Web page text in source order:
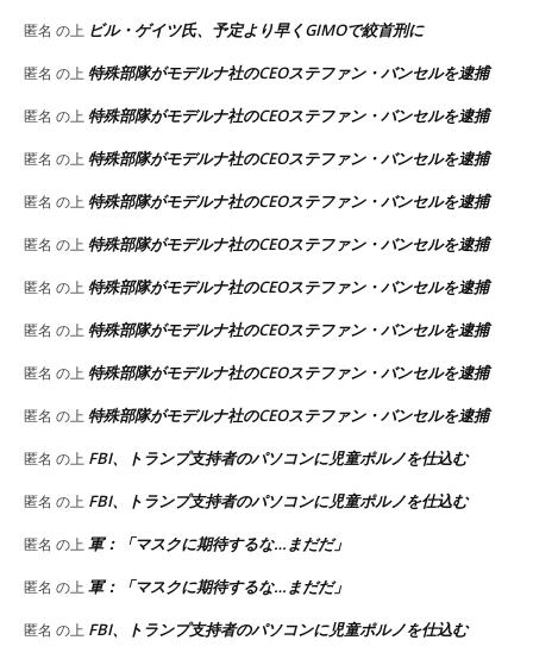
匿名 の上 ビル・ゲイツ氏、予定より早くGIMOで絞首刑に
匿名 の上特殊部隊がモデルナ社のCEOステファン・バンセルを逮捕
匿名 の上特殊部隊がモデルナ社のCEOステファン・バンセルを逮捕
匿名 の上特殊部隊がモデルナ社のCEOステファン・バンセルを逮捕
匿名 の上特殊部隊がモデルナ社のCEOステファン・バンセルを逮捕
匿名 の上特殊部隊がモデルナ社のCEOステファン・バンセルを逮捕
匿名 の上特殊部隊がモデルナ社のCEOステファン・バンセルを逮捕
匿名 の上特殊部隊がモデルナ社のCEOステファン・バンセルを逮捕
匿名 の上特殊部隊がモデルナ社のCEOステファン・バンセルを逮捕
匿名 の上特殊部隊がモデルナ社のCEOステファン・バンセルを逮捕
匿名 の上 FBI、トランプ支持者のパソコンに児童ポルノを仕込む
匿名 の上 FBI、トランプ支持者のパソコンに児童ポルノを仕込む
匿名 の上軍：「マスクに期待するな…まだだ」
匿名 の上軍：「マスクに期待するな…まだだ」
匿名 の上 FBI、トランプ支持者のパソコンに児童ポルノを仕込む